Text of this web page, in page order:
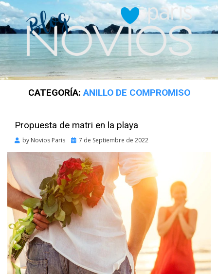
CATEGORÍA:ANILLO DE COMPROMISO
Propuesta de matri en la playa
by Novios Paris
Posted
7 de Septiembre de 2022